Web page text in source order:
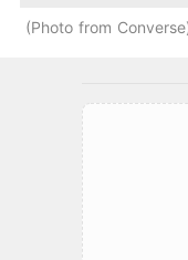
Photo from Converse